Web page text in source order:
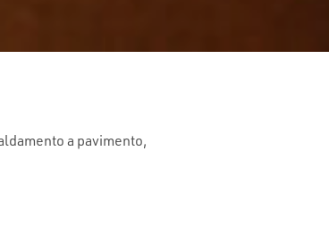
a pavimento,